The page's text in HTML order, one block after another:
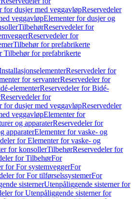
for dusjer med veggavløpReservedeler
veggavløpElementer for dusjer og
TilbehørReservedeler for
Reservedeler for
Tilbehør for prefabrikerte
Tilbehør for prefabrikerte
Reservedeler for
for servanterReservedeler for
elementerReservedeler for Bidé-
Reservedeler for
for dusjer med veggavløpReservedeler
veggavløpElementer for
og apparaterReservedeler for
apparaterElementer for vaske- og
for Elementer for vaske- og
for konsollerTilbehørReservedeler for
for TilbehørFor
for For systemveggerFor
for For tilførselssystemerFor
sisternerUtenpåliggende sisterner for
for Utenpåliggende sisterner for